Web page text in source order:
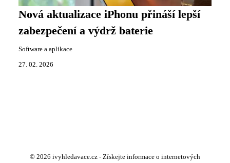
Nová aktualizace iPhonu přináší lepší
zabezpečení a výdrž baterie
Software a aplikace
27. 02. 2026
© 2026 ivyhledavace.cz - Získejte informace o internetových